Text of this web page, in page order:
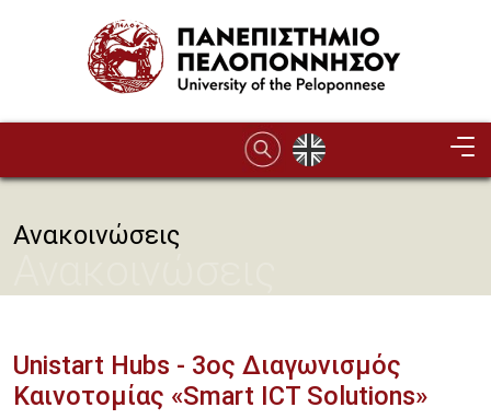
Ανακοινώσεις
Unistart Hubs - 3ος Διαγωνισμός
Καινοτομίας «Smart ICT Solutions»